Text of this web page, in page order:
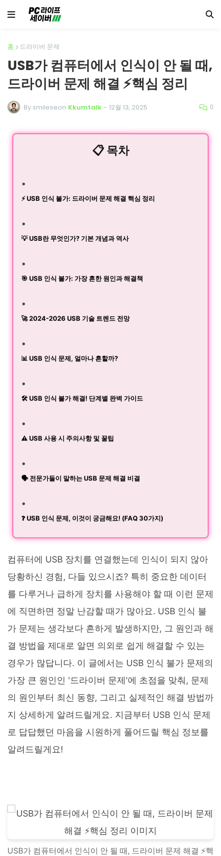
홈 드라이버 문제
USB가 컴퓨터에서 인식이 안 될 때,
드라이버 문제 해결 ⚡️핵심 정리
By smileseon Kkumtalk - 12월 13, 2025 0
📋 목차
⚡️ USB 인식 불가: 드라이버 문제 해결 핵심 정리
💡 USB란 무엇인가? 기본 개념과 역사
🎯 USB 인식 불가: 가장 흔한 원인과 해결책
🚀 2024-2026 USB 기술 트렌드 전망
📊 USB 인식 문제, 얼마나 흔할까?
🛠️ USB 인식 불가 해결! 단계별 완벽 가이드
⚠️ USB 사용 시 주의사항 및 꿀팁
🗣️ 전문가들이 말하는 USB 문제 해결 비결
❓ USB 인식 문제, 이것이 궁금해요! (FAQ 30가지)
컴퓨터에 USB 장치를 연결했는데 인식이 되지 않아
당황하신 경험, 다들 있으시죠? 특히 중요한 데이터
를 다루거나 급하게 장치를 사용해야 할 때 이런 문제
에 직면하면 정말 난감할 때가 많아요. USB 인식 불
가 문제는 생각보다 흔하게 발생하지만, 그 원인과 해
결 방법을 제대로 알면 의외로 쉽게 해결할 수 있는
경우가 많답니다. 이 글에서는 USB 인식 불가 문제의
가장 큰 원인인 '드라이버 문제'에 초점을 맞춰, 문제
의 원인부터 최신 동향, 그리고 실제적인 해결 방법까
지 상세하게 알려드릴게요. 지금부터 USB 인식 문제
로 답답했던 마음을 시원하게 풀어드릴 핵심 정보를
알려드릴게요!
USB가 컴퓨터에서 인식이 안 될 때, 드라이버 문제 해결 ⚡️핵